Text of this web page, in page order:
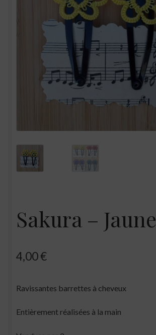
Sakura – Jaune
4,00€
Ravissantes barrettes à cheveux
Entièrement réalisées à la main